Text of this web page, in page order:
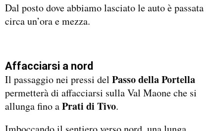
Dal posto dove abbiamo lasciato le auto è passata
circa un’ora e mezza.
Affacciarsi a nord
Il passaggio nei pressi del Passo della Portella
permetterà di affacciarsi sulla Val Maone che si
allunga fino aPrati di Tivo.